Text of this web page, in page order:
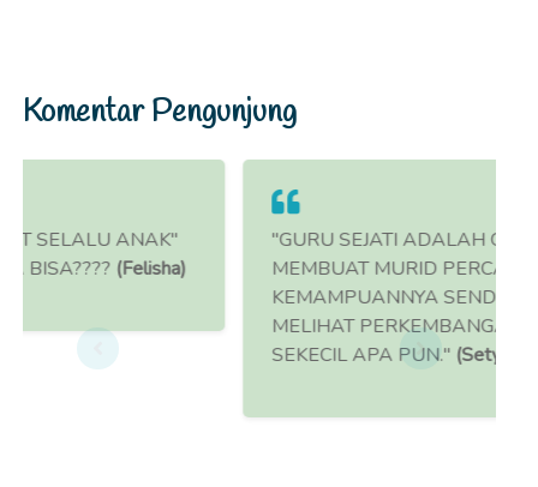
Komentar Pengunjung
"GURU SEJATI ADALAH GURU YANG BISA
MEMBUAT MURID PERCAYA AKAN
KEMAMPUANNYA SENDIRI DAN BANGGA
MELIHAT PERKEMBANGAN MURIDNYA,
SEKECIL APA PUN."(Setya)